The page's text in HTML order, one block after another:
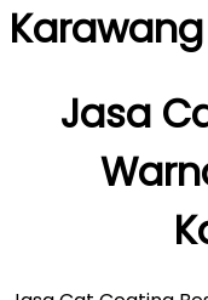
Karawang
Jasa